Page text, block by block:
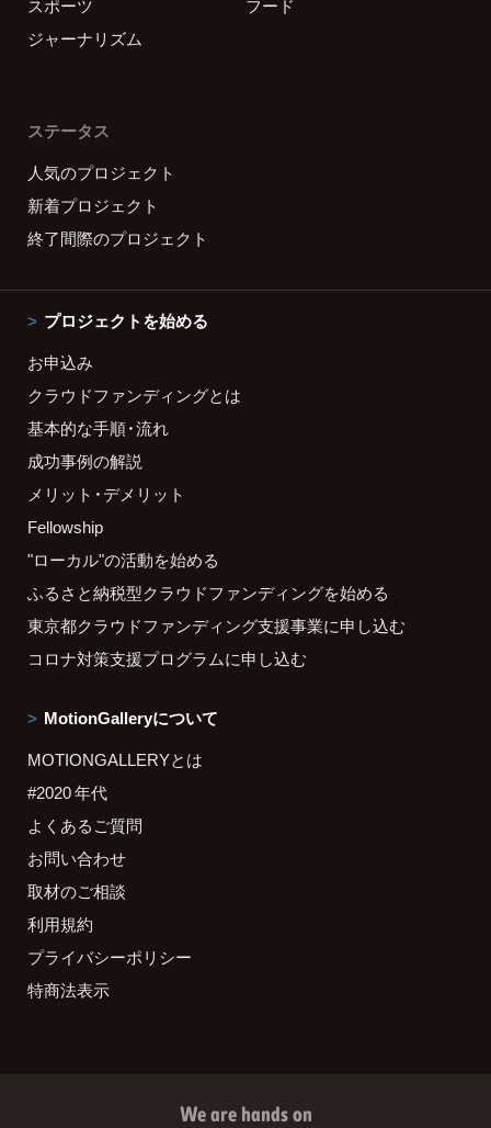
スポーツ
フード
ジャーナリズム
ステータス
人気のプロジェクト
新着プロジェクト
終了間際のプロジェクト
プロジェクトを始める
お申込み
クラウドファンディングとは
基本的な手順・流れ
成功事例の解説
メリット・デメリット
Fellowship
"ローカル"の活動を始める
ふるさと納税型クラウドファンディングを始める
東京都クラウドファンディング支援事業に申し込む
コロナ対策支援プログラムに申し込む
MotionGalleryについて
MOTIONGALLERYとは
#2020 年代
よくあるご質問
お問い合わせ
取材のご相談
利用規約
プライバシーポリシー
特商法表示
We are hands on